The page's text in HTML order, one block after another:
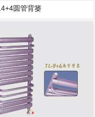
圆管背篓